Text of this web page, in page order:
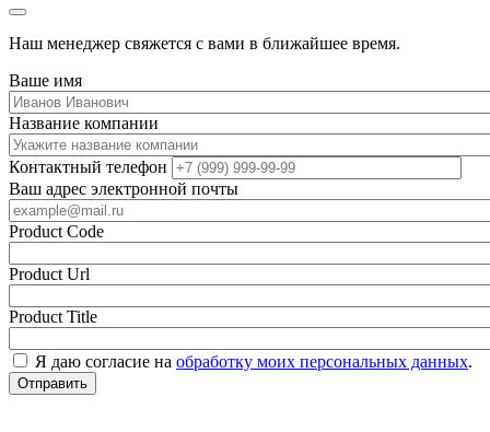
Наш менеджер свяжется с вами в ближайшее время.
Ваше имя
Название компании
Контактный телефон
Ваш адрес электронной почты
Product Code
Product Url
Product Title
Я даю согласие на обработку моих персональных данных.
Отправить